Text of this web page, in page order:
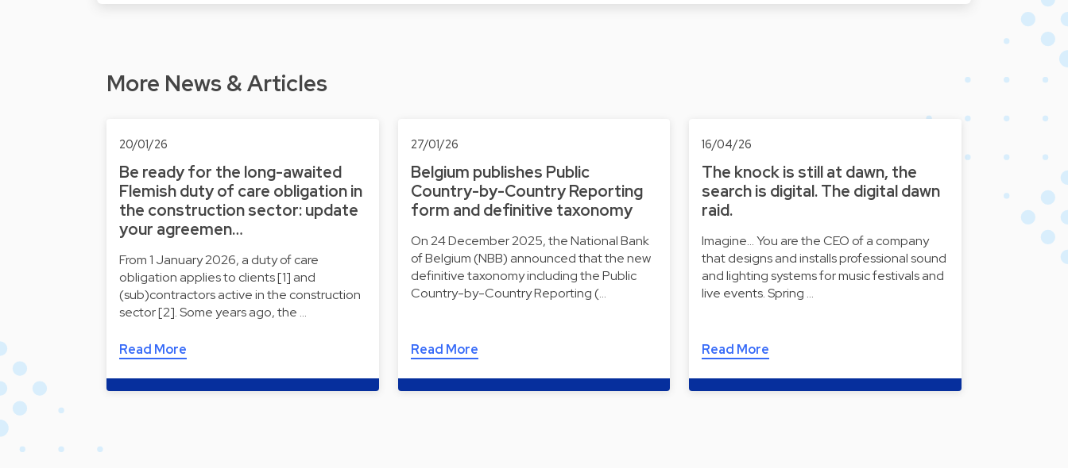
More News & Articles
20/01/26
Be ready for the long-awaited
Flemish duty of care obligation in
the construction sector: update
your agreemen…
From 1 January 2026, a duty of care
obligation applies to clients [1] and
(sub)contractors active in the construction
sector [2]. Some years ago, the …
Read More
27/01/26
Belgium publishes Public
Country-by-Country Reporting
form and definitive taxonomy
On 24 December 2025, the National Bank
of Belgium (NBB) announced that the new
definitive taxonomy including the Public
Country-by-Country Reporting (…
Read More
16/04/26
The knock is still at dawn, the
search is digital. The digital dawn
raid.
Imagine... You are the CEO of a company
that designs and installs professional sound
and lighting systems for music festivals and
live events. Spring …
Read More